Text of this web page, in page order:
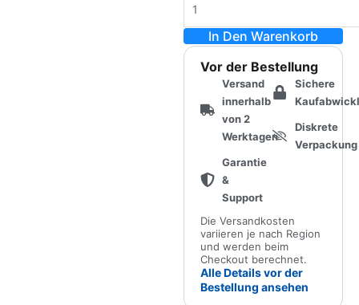
In Den Warenkorb
Vor der Bestellung
Versand
innerhalb
von 2
Werktagen
Garantie
&
Support
Sichere
Diskrete
Verpackung
Die Versandkosten
variieren je nach Region
und werden beim
Checkout berechnet.
Alle Details vor der
Bestellung ansehen